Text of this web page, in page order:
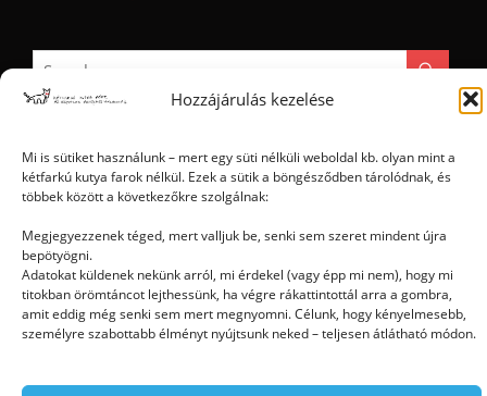
Hozzájárulás kezelése
Mi is sütiket használunk – mert egy süti nélküli weboldal kb. olyan mint a
kétfarkú kutya farok nélkül. Ezek a sütik a böngésződben tárolódnak, és
többek között a következőkre szolgálnak:
Megjegyezzenek téged, mert valljuk be, senki sem szeret mindent újra
bepötyögni.
Adatokat küldenek nekünk arról, mi érdekel (vagy épp mi nem), hogy mi
titokban örömtáncot lejthessünk, ha végre rákattintottál arra a gombra,
amit eddig még senki sem mert megnyomni. Célunk, hogy kényelmesebb,
személyre szabottabb élményt nyújtsunk neked – teljesen átlátható módon.
Ⓒ 2006 - 2026 - Magyar Kétfarkú Kutya Párt - Minden jog fenntartva